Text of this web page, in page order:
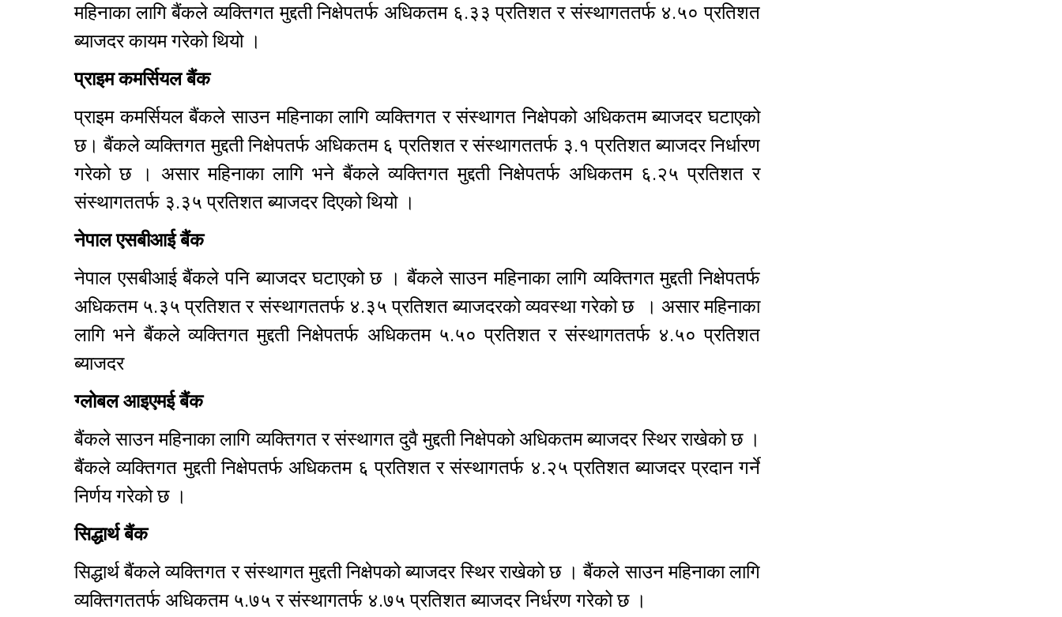
महिनाका लागि बैंकले व्यक्तिगत मुद्दती निक्षेपतर्फ अधिकतम ६.३३ प्रतिशत र संस्थागततर्फ ४.५० प्रतिशत
ब्याजदर कायम गरेको थियो ।
प्राइम कमर्सियल बैंक
प्राइम कमर्सियल बैंकले साउन महिनाका लागि व्यक्तिगत र संस्थागत निक्षेपको अधिकतम ब्याजदर घटाएको
छ। बैंकले व्यक्तिगत मुद्दती निक्षेपतर्फ अधिकतम ६ प्रतिशत र संस्थागततर्फ ३.१ प्रतिशत ब्याजदर निर्धारण
गरेको छ । असार महिनाका लागि भने बैंकले व्यक्तिगत मुद्दती निक्षेपतर्फ अधिकतम ६.२५ प्रतिशत र
संस्थागततर्फ ३.३५ प्रतिशत ब्याजदर दिएको थियो ।
नेपाल एसबीआई बैंक
नेपाल एसबीआई बैंकले पनि ब्याजदर घटाएको छ । बैंकले साउन महिनाका लागि व्यक्तिगत मुद्दती निक्षेपतर्फ
अधिकतम ५.३५ प्रतिशत र संस्थागततर्फ ४.३५ प्रतिशत ब्याजदरको व्यवस्था गरेको छ । असार महिनाका
लागि भने बैंकले व्यक्तिगत मुद्दती निक्षेपतर्फ अधिकतम ५.५० प्रतिशत र संस्थागततर्फ ४.५० प्रतिशत
ब्याजदर
ग्लोबल आइएमई बैंक
बैंकले साउन महिनाका लागि व्यक्तिगत र संस्थागत दुवै मुद्दती निक्षेपको अधिकतम ब्याजदर स्थिर राखेको छ ।
बैंकले व्यक्तिगत मुद्दती निक्षेपतर्फ अधिकतम ६ प्रतिशत र संस्थागतर्फ ४.२५ प्रतिशत ब्याजदर प्रदान गर्ने
निर्णय गरेको छ ।
सिद्धार्थ बैंक
सिद्धार्थ बैंकले व्यक्तिगत र संस्थागत मुद्दती निक्षेपको ब्याजदर स्थिर राखेको छ । बैंकले साउन महिनाका लागि
व्यक्तिगततर्फ अधिकतम ५.७५ र संस्थागतर्फ ४.७५ प्रतिशत ब्याजदर निर्धरण गरेको छ ।